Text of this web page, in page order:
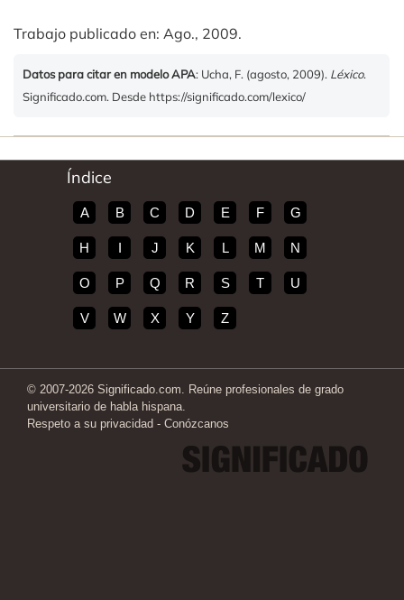
Trabajo publicado en: Ago., 2009.
Datos para citar en modelo APA: Ucha, F. (agosto, 2009). Léxico.
Significado.com. Desde https://significado.com/lexico/
Índice
A B C D E F G
H I J K L M N
O P Q R S T U
V W X Y Z
© 2007-2026 Significado.com. Reúne profesionales de grado
universitario de habla hispana.
Respeto a su privacidad - Conózcanos